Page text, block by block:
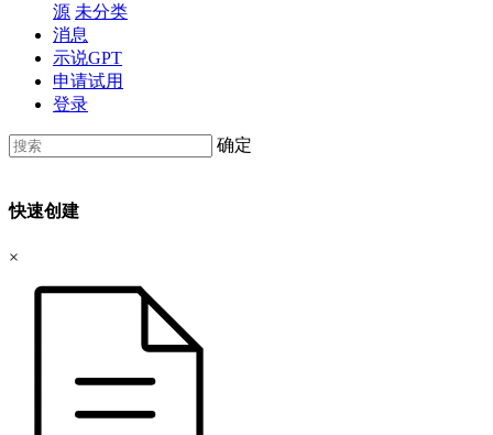
源 未分类
消息
示说GPT
申请试用
登录
确定
快速创建
×